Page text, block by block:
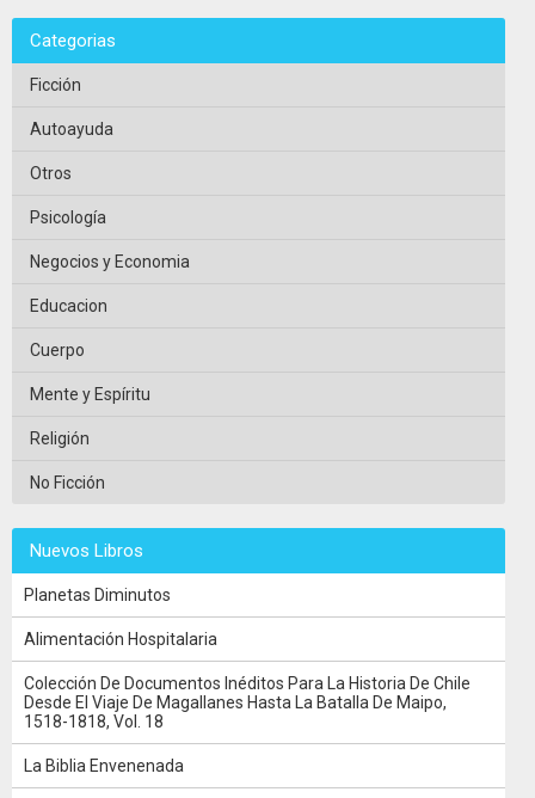
Categorias
Ficción
Autoayuda
Otros
Psicología
Negocios y Economia
Educacion
Cuerpo
Mente y Espíritu
Religión
No Ficción
Nuevos Libros
Planetas Diminutos
Alimentación Hospitalaria
Colección De Documentos Inéditos Para La Historia De Chile
Desde El Viaje De Magallanes Hasta La Batalla De Maipo,
1518-1818, Vol. 18
La Biblia Envenenada